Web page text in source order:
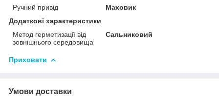
Ручний привід
Маховик
Додаткові характеристики
Метод герметизації від
зовнішнього середовища
Сальниковий
Приховати
Умови доставки